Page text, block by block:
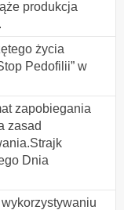
produkcja
życia
Pedofilii” w
zapobiegania
zasad
Dnia